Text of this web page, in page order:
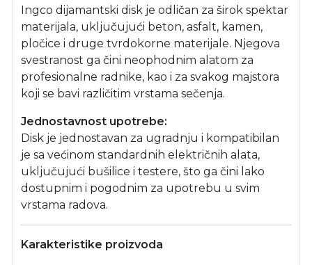
Ingco dijamantski disk je odličan za širok spektar
materijala, uključujući beton, asfalt, kamen,
pločice i druge tvrdokorne materijale. Njegova
svestranost ga čini neophodnim alatom za
profesionalne radnike, kao i za svakog majstora
koji se bavi različitim vrstama sečenja.
Jednostavnost upotrebe:
Disk je jednostavan za ugradnju i kompatibilan
je sa većinom standardnih električnih alata,
uključujući bušilice i testere, što ga čini lako
dostupnim i pogodnim za upotrebu u svim
vrstama radova.
Karakteristike proizvoda